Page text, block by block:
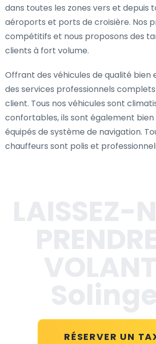
dans toutes les zones vers et depuis
aéroports et ports de croisière. Nos
compétitifs et nous proposons des
clients à fort volume.
Offrant des véhicules de qualité bien
des services professionnels complets
client. Tous nos véhicules sont
confortables, ils sont également
équipés de système de navigation.
chauffeurs sont polis et
RÉSERVER UN